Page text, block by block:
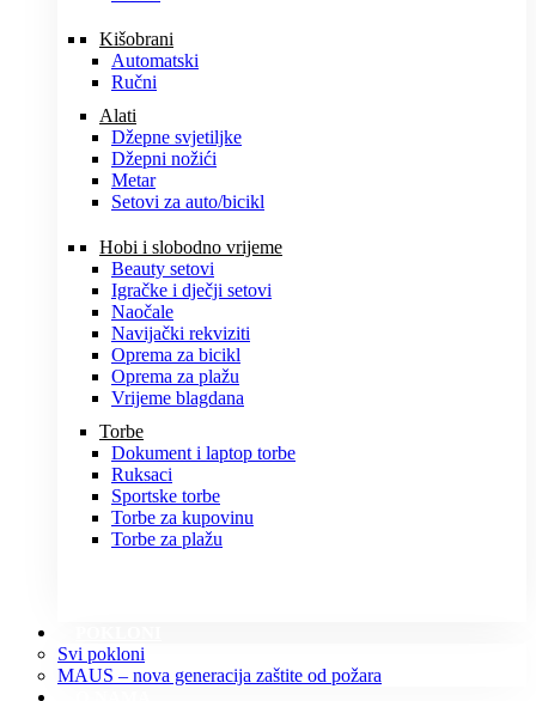
Kišobrani
Automatski
Ručni
Alati
Džepne svjetiljke
Džepni nožići
Metar
Setovi za auto/bicikl
Hobi i slobodno vrijeme
Beauty setovi
Igračke i dječji setovi
Naočale
Navijački rekviziti
Oprema za bicikl
Oprema za plažu
Vrijeme blagdana
Torbe
Dokument i laptop torbe
Ruksaci
Sportske torbe
Torbe za kupovinu
Torbe za plažu
Svi pokloni
MAUS – nova generacija zaštite od požara